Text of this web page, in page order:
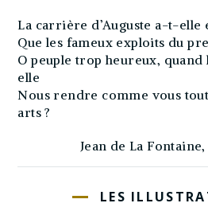
La carrière d’Auguste a-t-elle
Que les fameux exploits du
O peuple trop heureux,
elle
Nous rendre comme vous
arts ?
Jean de La Fontaine,
LES